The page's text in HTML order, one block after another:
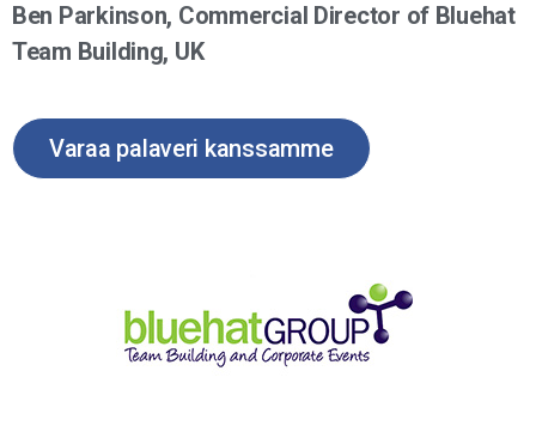
Ben Parkinson, Commercial Director of Bluehat
Team Building, UK
Varaa palaveri kanssamme